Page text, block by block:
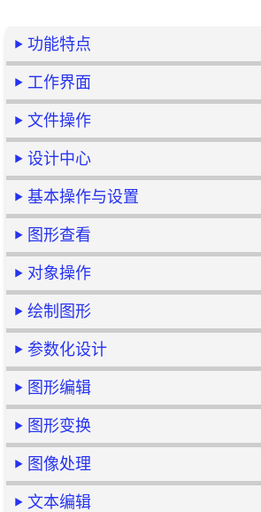
功能特点
工作界面
文件操作
设计中心
基本操作与设置
图形查看
对象操作
绘制图形
参数化设计
图形编辑
图形变换
图像处理
文本编辑